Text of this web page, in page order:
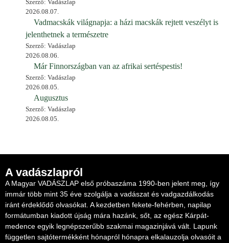
Szerző: Vadászlap
2026.08.07.
Vadmacskák világnapja: a házi macskák rejtett veszélyt is
jelenthetnek a természetre
Szerző: Vadászlap
2026.08.06.
Már Finnországban van az afrikai sertéspestis!
Szerző: Vadászlap
2026.08.05.
Augusztus
Szerző: Vadászlap
2026.08.05.
A vadászlapról
A Magyar VADÁSZLAP első próbaszáma 1990-ben jelent meg, így
immár több mint 35 éve szolgálja a vadászat és vadgazdálkodás
iránt érdeklődő olvasókat. A kezdetben fekete-fehérben, napilap
formátumban kiadott újság mára hazánk, sőt, az egész Kárpát-
medence egyik legnépszerűbb szakmai magazinjává vált. Lapunk
független sajtótermékként hónapról hónapra elkalauzolja olvasóit a